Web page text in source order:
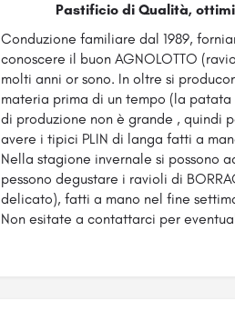
Pastificio di Qualità, ottimi
Conduzione familiare dal 1989,
conoscere il buon AGNOLOTTO
molti anni or sono. In oltre si
materia prima di un tempo (la
di produzione non è grande , quindi
avere i tipici PLIN di langa fatti a
Nella stagione invernale si possono
pessono degustare i ravioli di
delicato), fatti a mano nel fine
Non esitate a contattarci per